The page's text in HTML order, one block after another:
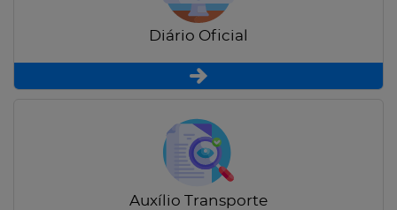
Diário Oficial
Auxílio Transporte